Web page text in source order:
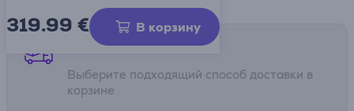
• Индикатор заряда аккумулятора в реальном времени
319.99 € В корзину
Способы доставки
Выберите подходящий способ доставки в
корзине